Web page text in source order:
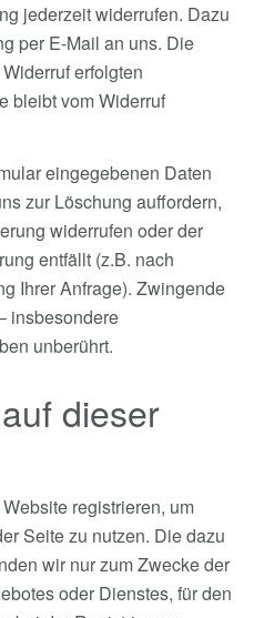
jederzeit widerrufen. Dazu
per E-Mail an uns. Die
erfolgten
bleibt vom Widerruf
eingegebenen Daten
zur Löschung auffordern,
widerrufen oder der
entfällt (z.B. nach
Ihrer Anfrage). Zwingende
insbesondere
unberührt.
dieser
registrieren, um
Seite zu nutzen. Die dazu
wir nur zum Zwecke der
oder Dienstes, für den